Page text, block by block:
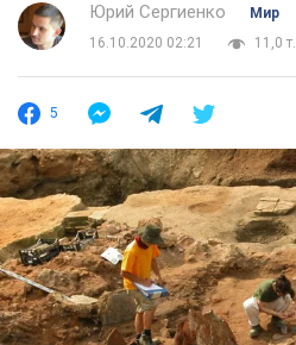
Юрий Сергиенко
Мир
16.10.2020 02:21
11,0 т.
5